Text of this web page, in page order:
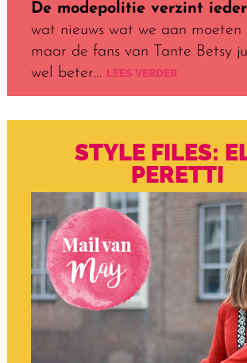
De modepolitie verzint
wat nieuws wat we aan moeten
maar de fans van Tante Betsy
wel beter… LEES VERDER
STYLE FILES:
PERETTI